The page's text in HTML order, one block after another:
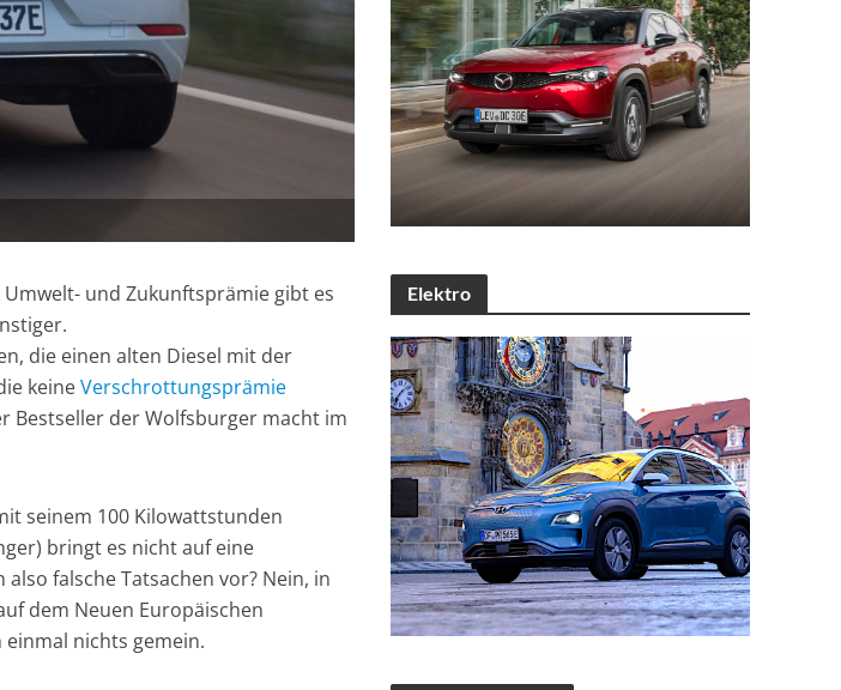
und Zukunftsprämie gibt es
die einen alten Diesel mit der
keineVerschrottungsprämie
Bestseller der Wolfsburger macht im
seinem 100 Kilowattstunden
bringt es nicht auf eine
falsche Tatsachen vor? Nein, in
dem Neuen Europäischen
einmal nichts gemein.
Elektro